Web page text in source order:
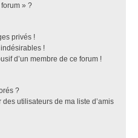
forum » ?
privés !
!
d’un membre de ce forum !
?
utilisateurs de ma liste d’amis